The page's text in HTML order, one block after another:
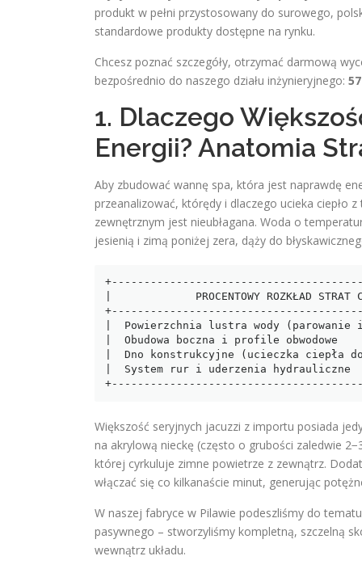
produkt w pełni przystosowany do surowego,
standardowe produkty dostępne na rynku.
Chcesz poznać szczegóły, otrzymać darmową
bezpośrednio do naszego działu inżynieryjnego:
1. Dlaczego
Energii? Anatomia
Aby zbudować wannę spa, która jest naprawdę
przeanalizować, którędy i dlaczego ucieka ciepło
zewnętrznym jest nieubłagana. Woda o
jesienią i zimą poniżej zera, dąży do
|             PROCENTOWY ROZKŁAD
|  Powierzchnia lustra wody
|  Obudowa boczna i profile
|  Dno konstrukcyjne (ucieczka
|  System rur i uderzenia
Większość seryjnych jacuzzi z importu posiada
na akrylową nieckę (często o grubości zaledwie
której cyrkuluje zimne powietrze z zewnątrz.
włączać się co kilkanaście minut, generując
W naszej fabryce w Pilawie podeszliśmy do
pasywnego – stworzyliśmy kompletną, szczelną
wewnątrz układu.